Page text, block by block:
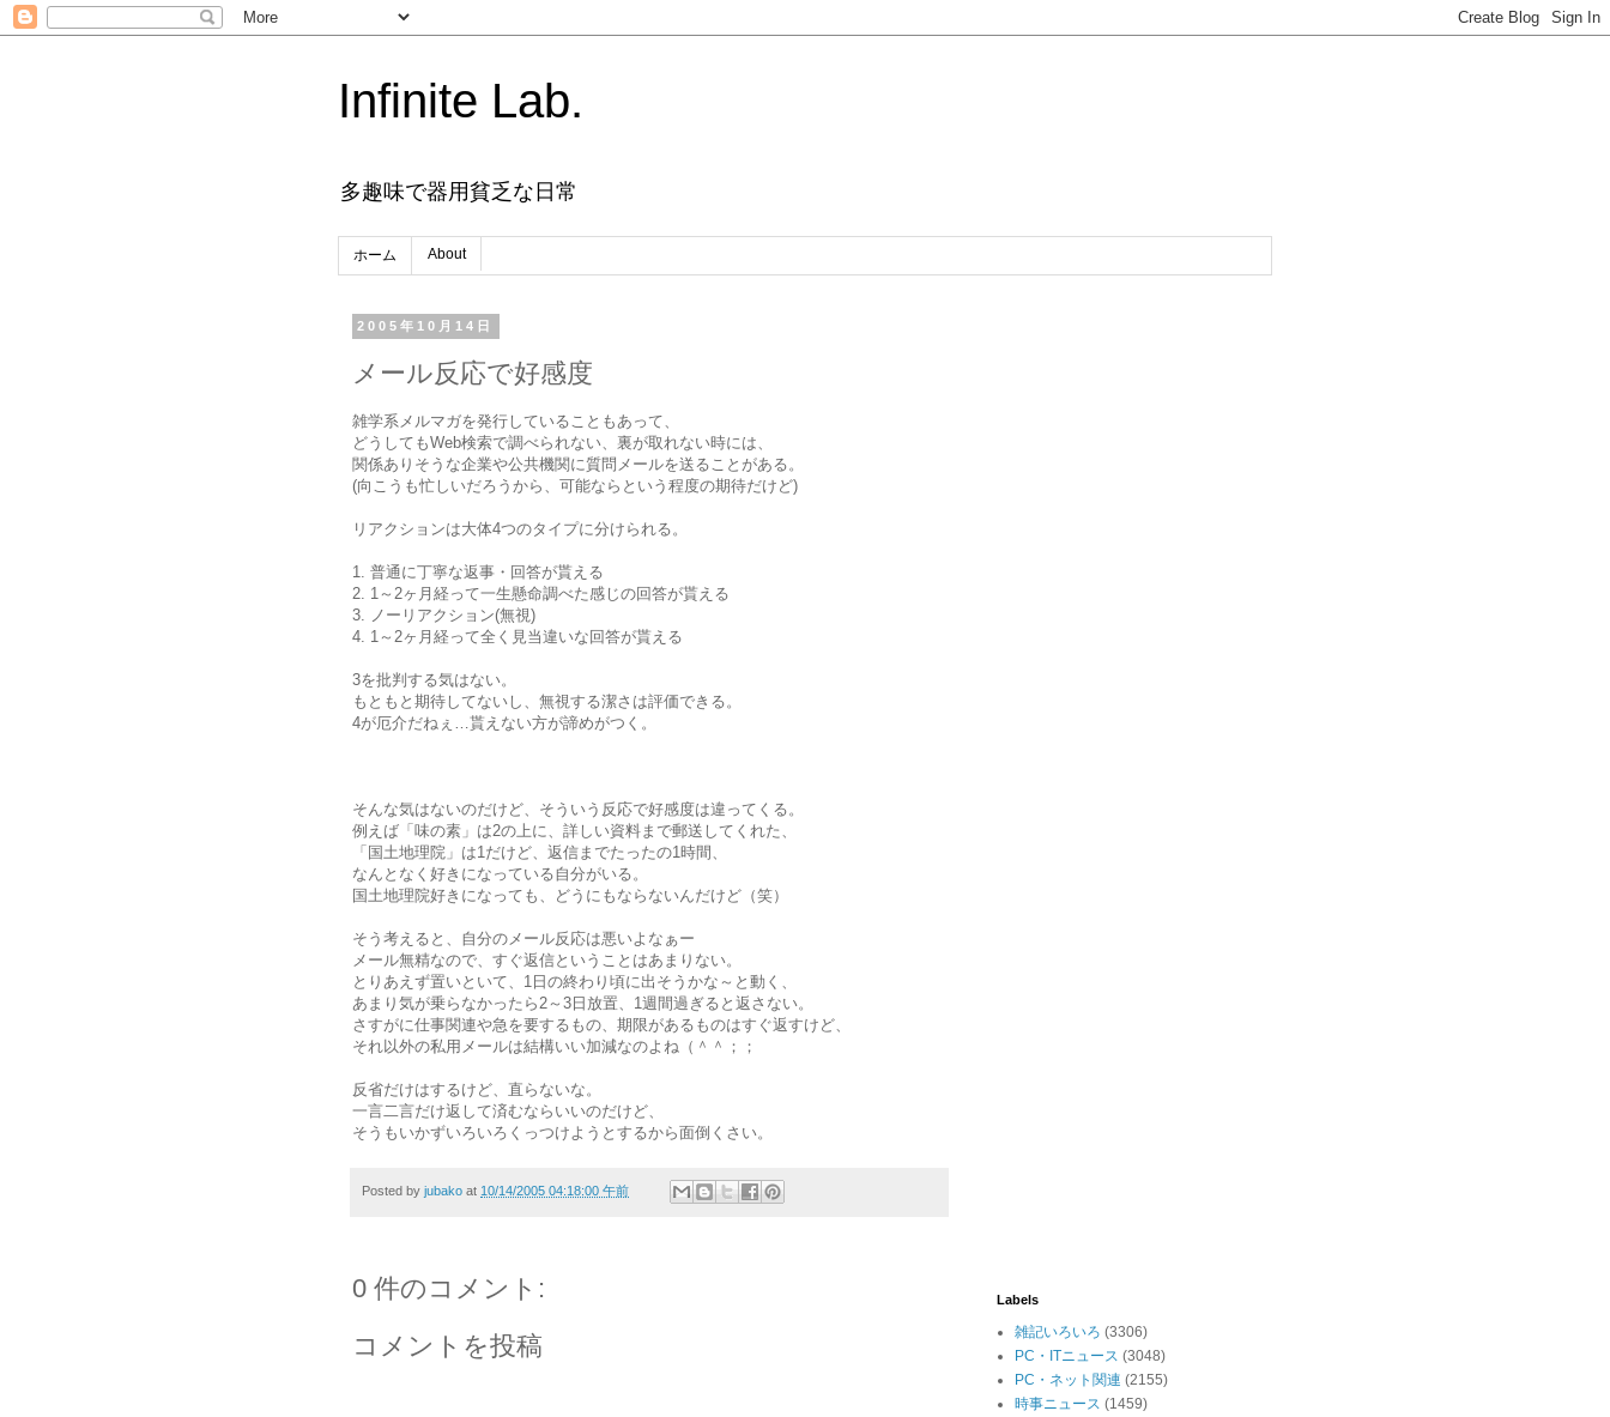
Infinite Lab.
多趣味で器用貧乏な日常
ホーム About
2005年10月14日
メール反応で好感度
雑学系メルマガを発行していることもあって、
どうしてもWeb検索で調べられない、裏が取れない時には、
関係ありそうな企業や公共機関に質問メールを送ることがある。
(向こうも忙しいだろうから、可能ならという程度の期待だけど)
リアクションは大体4つのタイプに分けられる。
1. 普通に丁寧な返事・回答が貰える
2. 1～2ヶ月経って一生懸命調べた感じの回答が貰える
3. ノーリアクション(無視)
4. 1～2ヶ月経って全く見当違いな回答が貰える
3を批判する気はない。
もともと期待してないし、無視する潔さは評価できる。
4が厄介だねぇ…貰えない方が諦めがつく。
そんな気はないのだけど、そういう反応で好感度は違ってくる。
例えば「味の素」は2の上に、詳しい資料まで郵送してくれた、
「国土地理院」は1だけど、返信までたったの1時間、
なんとなく好きになっている自分がいる。
国土地理院好きになっても、どうにもならないんだけど（笑）
そう考えると、自分のメール反応は悪いよなぁー
メール無精なので、すぐ返信ということはあまりない。
とりあえず置いといて、1日の終わり頃に出そうかな～と動く、
あまり気が乗らなかったら2～3日放置、1週間過ぎると返さない。
さすがに仕事関連や急を要するもの、期限があるものはすぐ返すけど、
それ以外の私用メールは結構いい加減なのよね（＾＾；；
反省だけはするけど、直らないな。
一言二言だけ返して済むならいいのだけど、
そうもいかずいろいろくっつけようとするから面倒くさい。
Posted by jubako at 10/14/2005 04:18:00 午前
0 件のコメント:
コメントを投稿
Labels
雑記いろいろ (3306)
PC・ITニュース (3048)
PC・ネット関連 (2155)
時事ニュース (1459)